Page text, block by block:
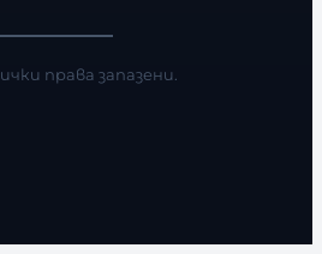
права запазени.